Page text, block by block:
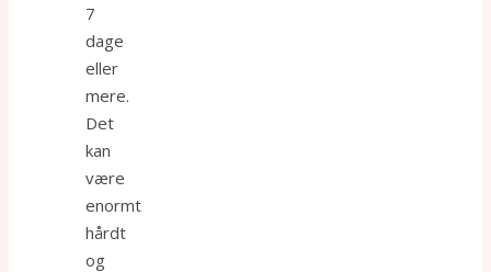
7
dage
eller
mere.
Det
kan
være
enormt
hårdt
og